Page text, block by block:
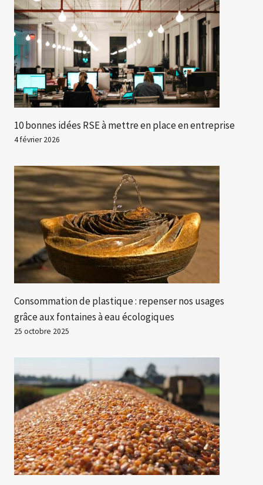
10 bonnes idées RSE à mettre en place en entreprise
4 février 2026
Consommation de plastique : repenser nos usages
grâce aux fontaines à eau écologiques
25 octobre 2025